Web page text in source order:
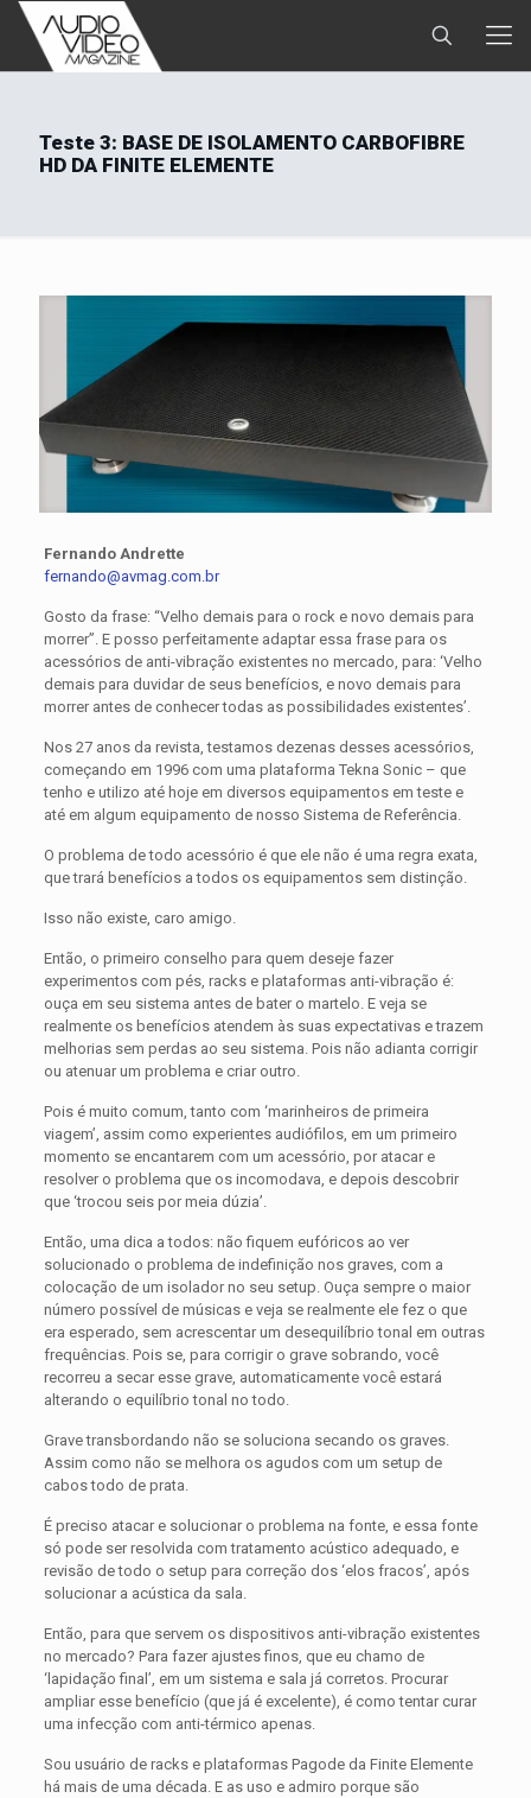
Teste 3: BASE DE ISOLAMENTO CARBOFIBRE
HD DA FINITE ELEMENTE
Fernando Andrette
fernando@avmag.com.br
Gosto da frase: “Velho demais para o rock e novo demais para
morrer”. E posso perfeitamente adaptar essa frase para os
acessórios de anti-vibração existentes no mercado, para: ‘Velho
demais para duvidar de seus benefícios, e novo demais para
morrer antes de conhecer todas as possibilidades existentes’.
Nos 27 anos da revista, testamos dezenas desses acessórios,
começando em 1996 com uma plataforma Tekna Sonic – que
tenho e utilizo até hoje em diversos equipamentos em teste e
até em algum equipamento de nosso Sistema de Referência.
O problema de todo acessório é que ele não é uma regra exata,
que trará benefícios a todos os equipamentos sem distinção.
Isso não existe, caro amigo.
Então, o primeiro conselho para quem deseje fazer
experimentos com pés, racks e plataformas anti-vibração é:
ouça em seu sistema antes de bater o martelo. E veja se
realmente os benefícios atendem às suas expectativas e trazem
melhorias sem perdas ao seu sistema. Pois não adianta corrigir
ou atenuar um problema e criar outro.
Pois é muito comum, tanto com ‘marinheiros de primeira
viagem’, assim como experientes audiófilos, em um primeiro
momento se encantarem com um acessório, por atacar e
resolver o problema que os incomodava, e depois descobrir
que ‘trocou seis por meia dúzia’.
Então, uma dica a todos: não fiquem eufóricos ao ver
solucionado o problema de indefinição nos graves, com a
colocação de um isolador no seu setup. Ouça sempre o maior
número possível de músicas e veja se realmente ele fez o que
era esperado, sem acrescentar um desequilíbrio tonal em outras
frequências. Pois se, para corrigir o grave sobrando, você
recorreu a secar esse grave, automaticamente você estará
alterando o equilíbrio tonal no todo.
Grave transbordando não se soluciona secando os graves.
Assim como não se melhora os agudos com um setup de
cabos todo de prata.
É preciso atacar e solucionar o problema na fonte, e essa fonte
só pode ser resolvida com tratamento acústico adequado, e
revisão de todo o setup para correção dos ‘elos fracos’, após
solucionar a acústica da sala.
Então, para que servem os dispositivos anti-vibração existentes
no mercado? Para fazer ajustes finos, que eu chamo de
‘lapidação final’, em um sistema e sala já corretos. Procurar
ampliar esse benefício (que já é excelente), é como tentar curar
uma infecção com anti-térmico apenas.
Sou usuário de racks e plataformas Pagode da Finite Elemente
há mais de uma década. E as uso e admiro porque são